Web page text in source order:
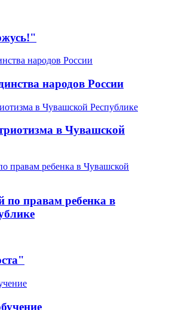
народов России
в Чувашской
по правам ребенка в